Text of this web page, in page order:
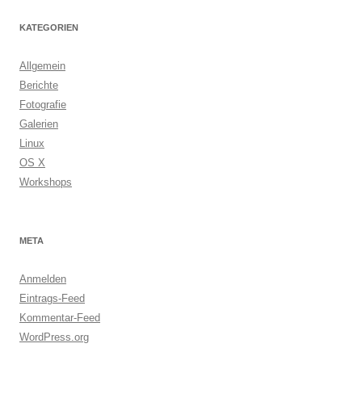
KATEGORIEN
Allgemein
Berichte
Fotografie
Galerien
Linux
OS X
Workshops
META
Anmelden
Eintrags-Feed
Kommentar-Feed
WordPress.org